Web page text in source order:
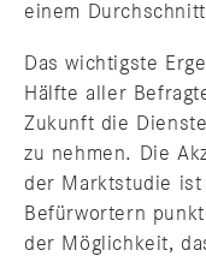
einem
Das wichtigste
Hälfte aller
Zukunft die
zu nehmen. Die
der Marktstudie
Befürwortern
der Möglichkeit,